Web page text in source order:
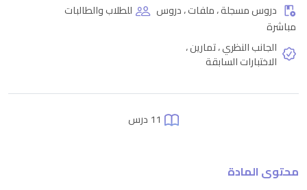
دروس مسجلة ، ملفات ، دروس
مباشرة
للطلاب والطالبات
الجانب النظري ، تمارين ،
الاختبارات السابقة
11 درس
محتوى المادة